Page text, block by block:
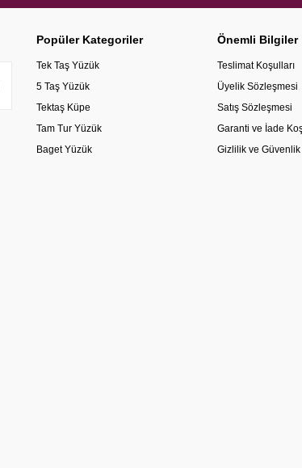
Popüler Kategoriler
Tek Taş Yüzük
5 Taş Yüzük
Tektaş Küpe
Tam Tur Yüzük
Baget Yüzük
Önemli Bilgiler
Teslimat Koşulları
Üyelik Sözleşmesi
Satış Sözleşmesi
Garanti ve İade
Gizlilik ve Güvenlik